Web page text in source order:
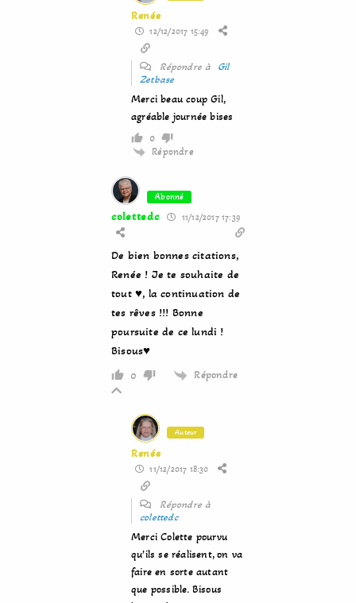
Renée
12/12/2017 15:49
Répondre à Gil
Zetbase
Merci beau coup Gil,
agréable journée bises
0
Répondre
Abonné
colettedc 11/12/2017 17:39
De bien bonnes citations,
Renée ! Je te souhaite de
tout ♥, la continuation de
tes rêves !!! Bonne
poursuite de ce lundi !
Bisous♥
0 Répondre
Auteur
Renée
11/12/2017 18:30
Répondre à
colettedc
Merci Colette pourvu
qu’ils se réalisent, on va
faire en sorte autant
que possible. Bisous